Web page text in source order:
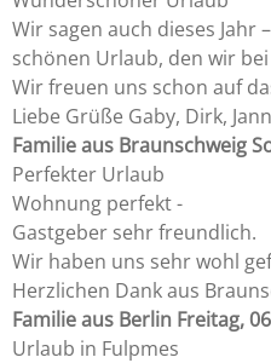
Wir sagen auch dieses Jahr
schönen Urlaub, den wir
Wir freuen uns schon auf
Liebe Grüße Gaby, Dirk,
Familie aus Braunschweig
Perfekter Urlaub
Wohnung perfekt -
Gastgeber sehr freundlich.
Wir haben uns sehr wohl
Herzlichen Dank aus
Familie aus Berlin Freitag,
Urlaub in Fulpmes